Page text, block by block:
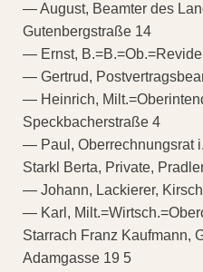
— August, Beamter des
Gutenbergstraße 14
— Ernst,
— Gertrud,
— Heinrich,
Speckbacherstraße 4
— Paul, Oberrechnungsrat
Starkl Berta, Private,
— Johann, Lackierer,
— Karl,
Starrach Franz Kaufmann,
Adamgasse 19 5